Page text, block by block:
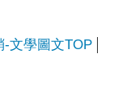
-文學圖文TOP